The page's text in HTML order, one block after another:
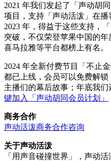
2021 年我们发起了「声动胡
项目，支持「声动活泼」在
2023 年，得益于这些支持，
突破，不仅荣登苹果中国的
喜马拉雅等平台都榜上有名。
2024 年全新付费节目「不止
都已上线，会员可以免费解
主播们的幕后故事；年底我们
键加入「声动胡同会员计划」
商务合作
声动活泼商务合作咨询
关于声动活泼
「用声音碰撞世界」，声动